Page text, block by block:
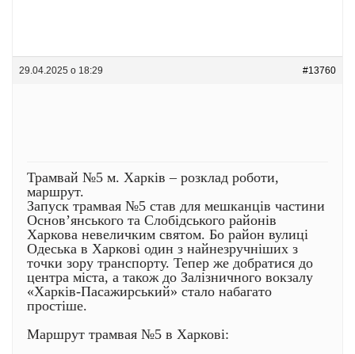
29.04.2025 о 18:29 #13760
Трамвай №5 м. Харків – розклад роботи,
маршрут.
Запуск трамвая №5 став для мешканців частини
Основ’янського та Слобідського районів
Харкова невеличким святом. Бо район вулиці
Одеська в Харкові один з найнезручніших з
точки зору транспорту. Тепер же добратися до
центра міста, а також до Залізничного вокзалу
«Харків-Пасажирський» стало набагато
простіше.
Маршрут трамвая №5 в Харкові: